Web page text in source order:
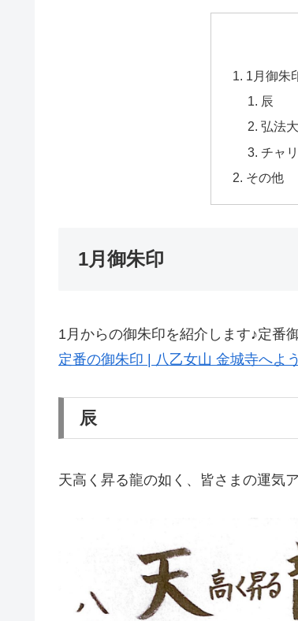
1月御朱
辰
弘法
チャ
その他
1月御朱印
1月からの御朱印を紹介します♪定番
定番の御朱印 | 八乙女山 金城寺へよ
辰
天高く昇る龍の如く、皆さまの運気